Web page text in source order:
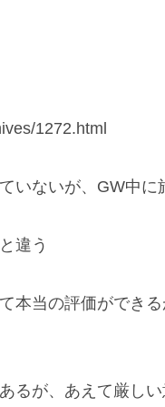
1272.html
いないが、GW中に
違う
本当の評価ができ
るが、あえて厳し